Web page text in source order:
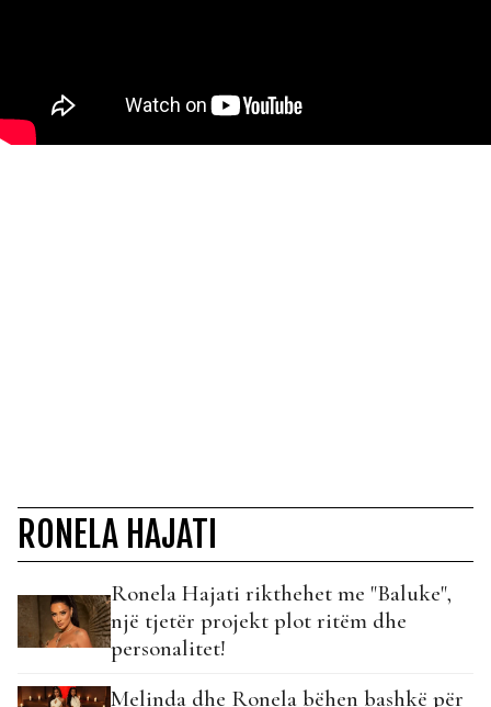
RONELA HAJATI
Ronela Hajati rikthehet me "Baluke",
një tjetër projekt plot ritëm dhe
personalitet!
Melinda dhe Ronela bëhen bashkë për